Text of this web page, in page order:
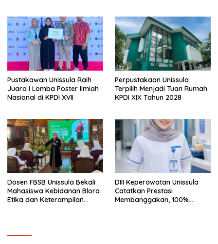
Pustakawan Unissula Raih
Juara I Lomba Poster Ilmiah
Nasional di KPDI XVII
Perpustakaan Unissula
Terpilih Menjadi Tuan Rumah
KPDI XIX Tahun 2028
Dosen FBSB Unissula Bekali
Mahasiswa Kebidanan Blora
Etika dan Keterampilan
DIII Keperawatan Unissula
Catatkan Prestasi
Membanggakan, 100%